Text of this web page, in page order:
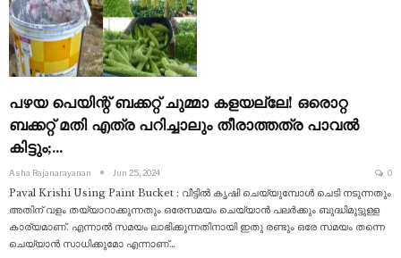
പഴയ പെയിന്റ് ബക്കറ്റ് ചുമ്മാ കളയല്ലേ! ഒരൊറ്റ
ബക്കറ്റ് മതി എത്ര പറിച്ചാലും തീരാത്തത്ര പാവൽ
കിട്ടും;…
Asha Rajanarayanan Jun 25, 2024 0
Paval Krishi Using Paint Bucket : വീട്ടിൽ കൃഷി ചെയ്യുമ്പോൾ ചെടി നടുന്നതും
അതിന് വളം തയ്യാറാക്കുന്നതും ഒരേസമയം ചെയ്യാൻ പലർക്കും ബുദ്ധിമുട്ടുള്ള
കാര്യമാണ്. എന്നാൽ സമയം ലാഭിക്കുന്നതിനായി ഇതു രണ്ടും ഒരേ സമയം തന്നെ
ചെയ്യാൻ സാധിക്കുമോ എന്നാണ്…